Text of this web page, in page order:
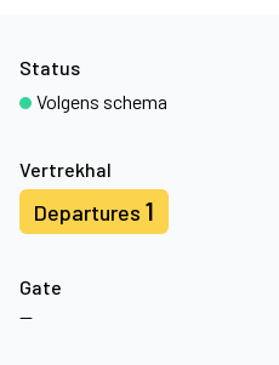
Vertrekhal
Departures 1
Gate
—
Status
Volgens schema